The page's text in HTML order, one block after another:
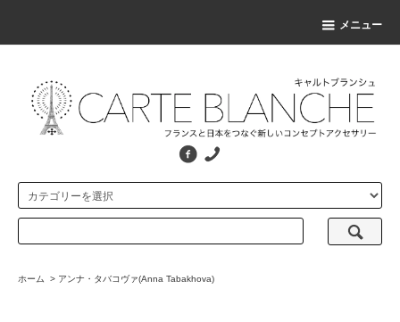
メニュー
ホーム > アンナ・タバコヴァ(Anna Tabakhova)